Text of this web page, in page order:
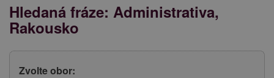
Hledaná fráze: Administrativa,
Rakousko
Zvolte obor: